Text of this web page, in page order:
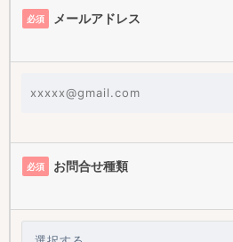
必須 メールアドレス
必須 お問合せ​種類